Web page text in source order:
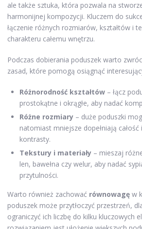
ale także sztuka, która pozwala na
harmonijnej kompozycji. Kluczem do
łączenie różnych rozmiarów, kształtów i
charakteru całemu wnętrzu.
Podczas dobierania poduszek warto
zasad, które pomogą osiągnąć
Różnorodność kształtów – łącz
prostokątne i okrągłe, aby nadać
Różne rozmiary – duże poduszki
natomiast mniejsze dopełniają
kontrasty.
Tekstury i materiały – mieszaj
len, bawełna czy welur, aby nadać
przytulności.
Warto również zachować równowagę w
poduszek może przytłoczyć przestrzeń,
ograniczyć ich liczbę do kilku kluczowych